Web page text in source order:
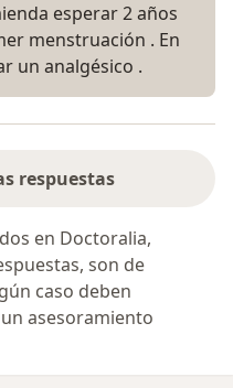
esperar 2 años
menstruación . En
un analgésico .
respuestas
en Doctoralia,
son de
caso deben
asesoramiento